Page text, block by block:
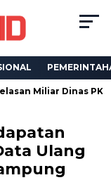
Dinas PKPCK
Ulang